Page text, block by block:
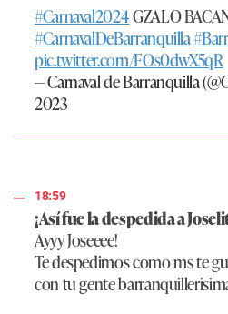
#Carnaval2024GZALO
#CarnavalDeBarranquilla
pic.twitter.com/FOs0dwX5qR
— Carnaval de Barranquilla
2023
18:59
¡Así fue la despedida a
Ayyy Joseeee!
Te despedimos como ms te
con tu gente